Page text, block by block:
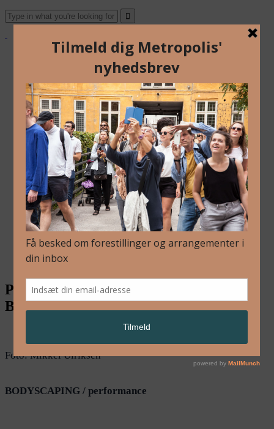
Blog
Arkiv
Nyhedsbrev
Kalender
Kontakt
Dansk
Om Os
Blog
Arkiv
Nyhedsbrev
Kalender
Dansk
Pressefotos – HABITAT +
BODYSCAPING
Foto: Mikkel Ulriksen
BODYSCAPING / performance